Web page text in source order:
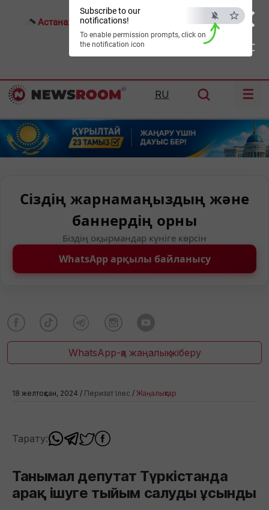
×
ESC
Subscribe to our
notifications!
To enable permission prompts, click on
the notification icon
Астана: 24°C Алматы: Шымкент:37°C
RU ☰
Сіздің жарнамаңыздың және
баннердің орны
Біздің оқырмандар күніге көрсін
WhatsApp арқылы байланысу
WhatsApp-қа жаңалық жіберу
18 желтоқсан, 2024 / Перизат Ілес / Жаңалықтар
Тарату:
Танымал депутат Түркістанда
арақ ішуге тыйым салуды ұсынды